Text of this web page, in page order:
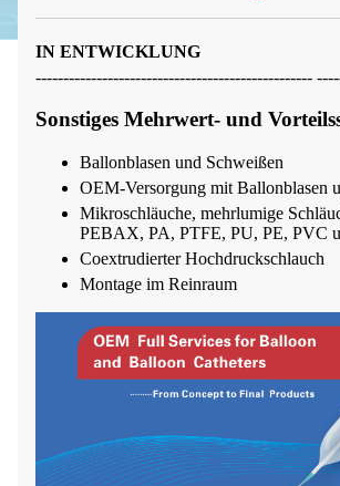
IN ENTWICKLUNG
--------------------------------------------------
Sonstiges Mehrwert- und
Ballonblasen und Schweißen
OEM-Versorgung mit Ballonblasen
Mikroschläuche, mehrlumige
PEBAX, PA, PTFE, PU, ​​PE, PVC
Coextrudierter Hochdruckschlauch
Montage im Reinraum